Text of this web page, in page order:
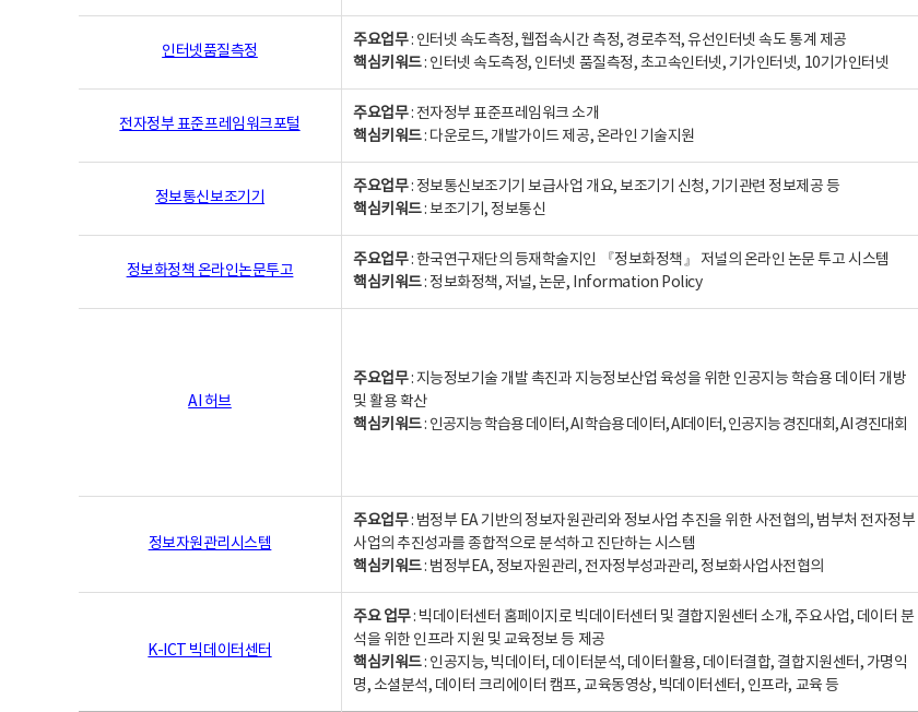
인터넷품질측정
주요업무: 인터넷 속도측정, 웹접속시간 측정, 경로추적, 유선인터넷 속도 통계 제공
핵심키워드: 인터넷 속도측정, 인터넷 품질측정, 초고속인터넷, 기가인터넷, 10기가인터넷
전자정부 표준프레임워크포털
주요업무: 전자정부 표준프레임워크 소개
핵심키워드: 다운로드, 개발가이드 제공, 온라인 기술지원
정보통신보조기기
주요업무: 정보통신보조기기 보급사업 개요, 보조기기 신청, 기기관련 정보제공 등
핵심키워드: 보조기기, 정보통신
정보화정책 온라인논문투고
주요업무: 한국연구재단의 등재학술지인 『정보화정책』 저널의 온라인 논문 투고 시스템
핵심키워드: 정보화정책, 저널, 논문, Information Policy
AI 허브
주요업무: 지능정보기술 개발 촉진과 지능정보산업 육성을 위한 인공지능 학습용 데이터 개방
및 활용 확산
핵심키워드: 인공지능 학습용 데이터, AI 학습용 데이터, AI데이터, 인공지능 경진대회, AI 경진대회
정보자원관리시스템
주요업무: 범정부 EA 기반의 정보자원관리와 정보사업 추진을 위한 사전협의, 범부처 전자정부
사업의 추진성과를 종합적으로 분석하고 진단하는 시스템
핵심키워드: 범정부EA, 정보자원관리, 전자정부성과관리, 정보화사업사전협의
K-ICT 빅데이터센터
주요 업무: 빅데이터센터 홈페이지로 빅데이터센터 및 결합지원센터 소개, 주요사업, 데이터 분
석을 위한 인프라 지원 및 교육정보 등 제공
핵심키워드: 인공지능, 빅데이터, 데이터분석, 데이터활용, 데이터결합, 결합지원센터, 가명익
명, 소셜분석, 데이터 크리에이터 캠프, 교육동영상, 빅데이터센터, 인프라, 교육 등